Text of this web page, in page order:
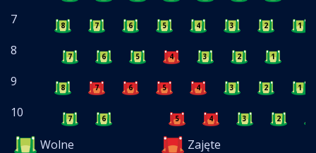
7 8 7 6 5 4 3 2 1
8 7 6 5 4 3 2 1
9 8 7 6 5 4 3 2 1
10 7 6 5 4 3 2
Wolne
Zajęte